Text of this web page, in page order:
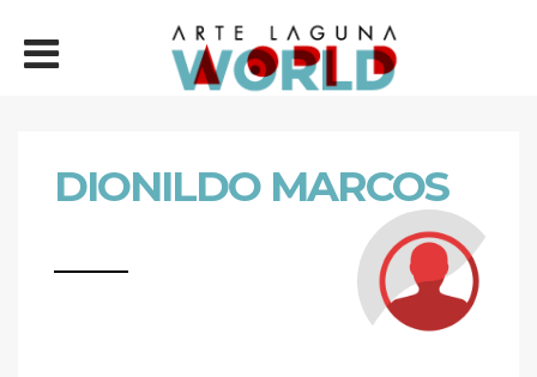
DIONILDO MARCOS